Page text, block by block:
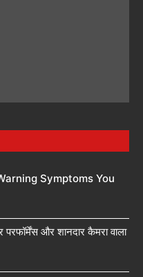
Symptoms You
और शानदार कैमरा वाला